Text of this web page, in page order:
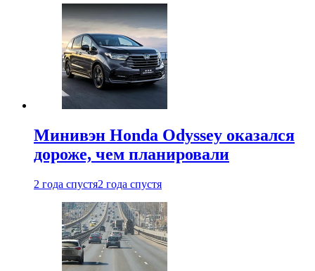
Минивэн Honda Odyssey оказался
дороже, чем планировали
2 года спустя2 года спустя